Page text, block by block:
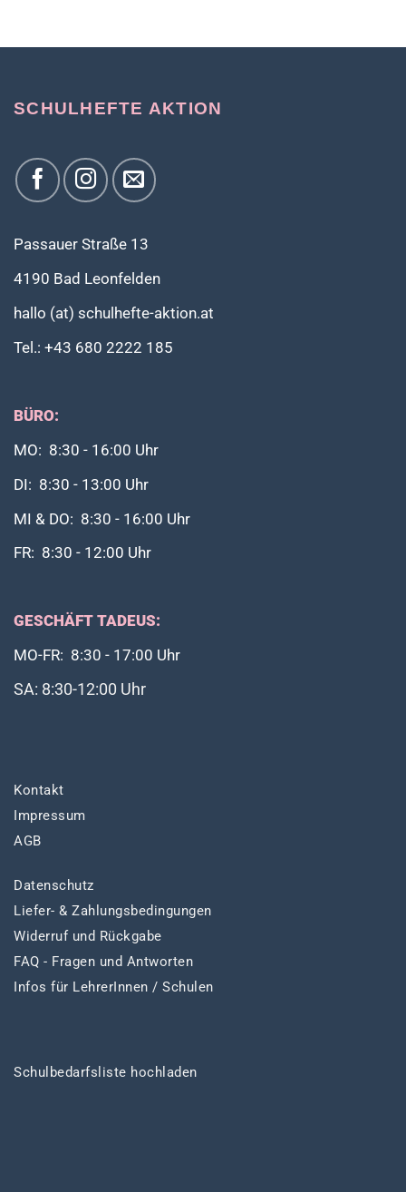
SCHULHEFTE AKTION
Passauer Straße 13
4190 Bad Leonfelden
hallo (at) schulhefte-aktion.at
Tel.: +43 680 2222 185
BÜRO:
MO: 8:30 - 16:00 Uhr
DI: 8:30 - 13:00 Uhr
MI & DO: 8:30 - 16:00 Uhr
FR: 8:30 - 12:00 Uhr
GESCHÄFT TADEUS:
MO-FR: 8:30 - 17:00 Uhr
SA: 8:30-12:00 Uhr
Kontakt
Impressum
AGB
Datenschutz
Liefer- & Zahlungsbedingungen
Widerruf und Rückgabe
FAQ - Fragen und Antworten
Infos für LehrerInnen / Schulen
Schulbedarfsliste hochladen